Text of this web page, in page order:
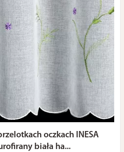
oczkach INESA
biała ha...